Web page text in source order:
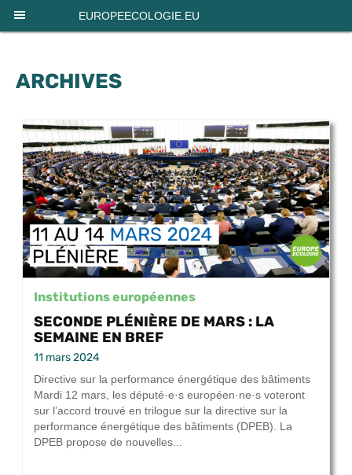
EUROPEECOLOGIE.EU
ARCHIVES
Institutions européennes
SECONDE PLÉNIÈRE DE MARS : LA
SEMAINE EN BREF
11 mars 2024
Directive sur la performance énergétique des bâtiments
Mardi 12 mars, les député·e·s européen·ne·s voteront
sur l’accord trouvé en trilogue sur la directive sur la
performance énergétique des bâtiments (DPEB). La
DPEB propose de nouvelles...